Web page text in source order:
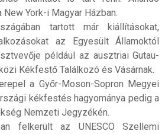
York-i Magyar Házban.
tartott már kiállításokat,
az Egyesült Államoktól
például az ausztriai Gutau-
Kékfestő Találkozó és Vásárnak.
a Győr-Moson-Sopron Megyei
kékfestés hagyománya pedig a
Nemzeti Jegyzékén.
felkerült az UNESCO Szellemi